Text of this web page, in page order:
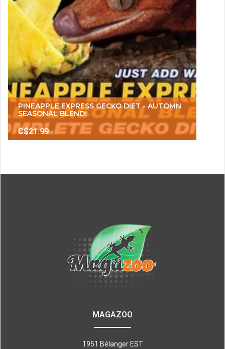
PINEAPPLE EXPRESS GECKO DIET - AUTOMN
SEASONAL BLEND!
C$21.99
MAGAZOO
1951 Bélanger EST